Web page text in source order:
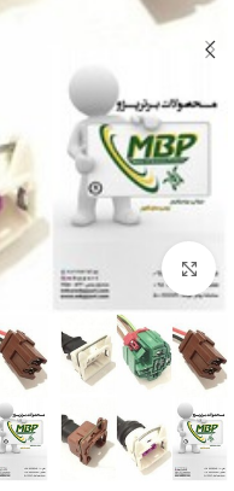
برای بزرگنمایی کلیک کنید